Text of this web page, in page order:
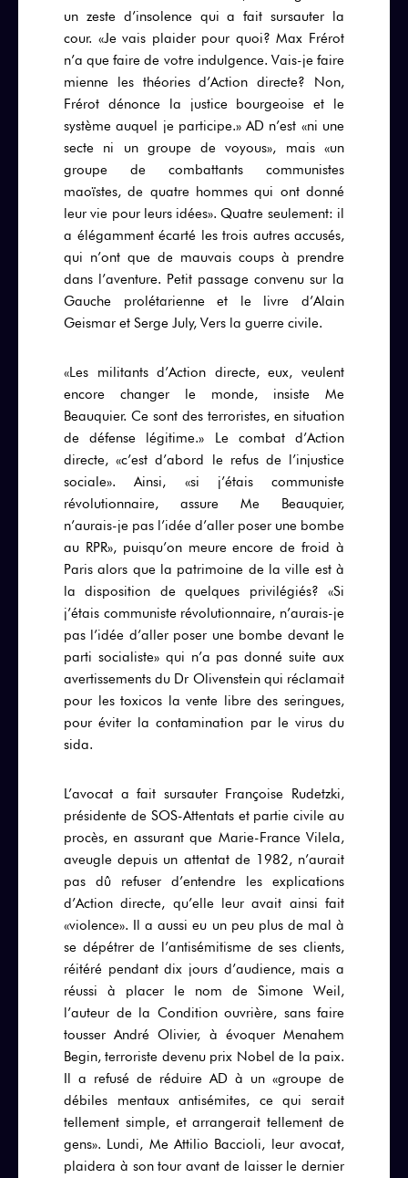
un zeste d’insolence qui a fait sursauter la
cour. «Je vais plaider pour quoi? Max Frérot
n’a que faire de votre indulgence. Vais-je faire
mienne les théories d’Action directe? Non,
Frérot dénonce la justice bourgeoise et le
système auquel je participe.» AD n’est «ni une
secte ni un groupe de voyous», mais «un
groupe de combattants communistes
maoïstes, de quatre hommes qui ont donné
leur vie pour leurs idées». Quatre seulement: il
a élégamment écarté les trois autres accusés,
qui n’ont que de mauvais coups à prendre
dans l’aventure. Petit passage convenu sur la
Gauche prolétarienne et le livre d’Alain
Geismar et Serge July, Vers la guerre civile.
«Les militants d’Action directe, eux, veulent
encore changer le monde, insiste Me
Beauquier. Ce sont des terroristes, en situation
de défense légitime.» Le combat d’Action
directe, «c’est d’abord le refus de l’injustice
sociale». Ainsi, «si j’étais communiste
révolutionnaire, assure Me Beauquier,
n’aurais-je pas l’idée d’aller poser une bombe
au RPR», puisqu’on meure encore de froid à
Paris alors que la patrimoine de la ville est à
la disposition de quelques privilégiés? «Si
j’étais communiste révolutionnaire, n’aurais-je
pas l’idée d’aller poser une bombe devant le
parti socialiste» qui n’a pas donné suite aux
avertissements du Dr Olivenstein qui réclamait
pour les toxicos la vente libre des seringues,
pour éviter la contamination par le virus du
sida.
L’avocat a fait sursauter Françoise Rudetzki,
présidente de SOS-Attentats et partie civile au
procès, en assurant que Marie-France Vilela,
aveugle depuis un attentat de 1982, n’aurait
pas dû refuser d’entendre les explications
d’Action directe, qu’elle leur avait ainsi fait
«violence». Il a aussi eu un peu plus de mal à
se dépétrer de l’antisémitisme de ses clients,
réitéré pendant dix jours d’audience, mais a
réussi à placer le nom de Simone Weil,
l’auteur de la Condition ouvrière, sans faire
tousser André Olivier, à évoquer Menahem
Begin, terroriste devenu prix Nobel de la paix.
Il a refusé de réduire AD à un «groupe de
débiles mentaux antisémites, ce qui serait
tellement simple, et arrangerait tellement de
gens». Lundi, Me Attilio Baccioli, leur avocat,
plaidera à son tour avant de laisser le dernier